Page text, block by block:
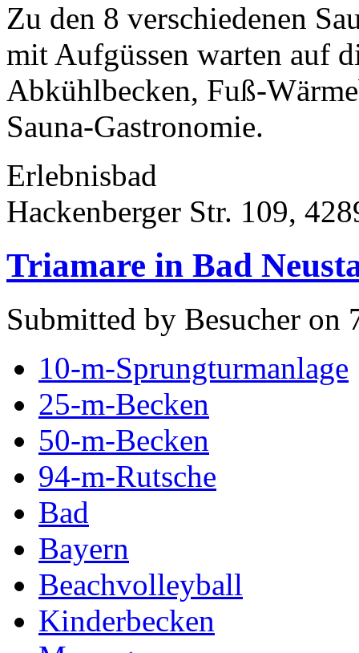
Zu den 8 verschiedenen
mit Aufgüssen warten auf
Abkühlbecken, Fuß-
Sauna-Gastronomie.
Erlebnisbad
Hackenberger Str. 109,
Triamare in Bad
Submitted by Besucher on
10-m-Sprungturmanlage
25-m-Becken
50-m-Becken
94-m-Rutsche
Bad
Bayern
Beachvolleyball
Kinderbecken